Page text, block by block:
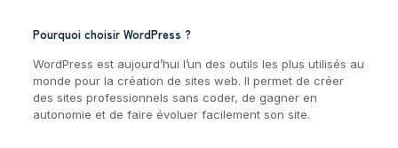
Pourquoi choisir WordPress ?
WordPress est aujourd’hui l’un des outils les plus utilisés au
monde pour la création de sites web. Il permet de créer
des sites professionnels sans coder, de gagner en
autonomie et de faire évoluer facilement son site.